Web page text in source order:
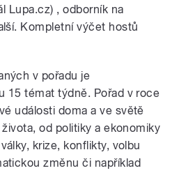
Lupa.cz) , odborník na
Kompletní výčet hostů
v pořadu je
15 témat týdně. Pořad v roce
události doma a ve světě
od politiky a ekonomiky
krize, konflikty, volbu
změnu či například